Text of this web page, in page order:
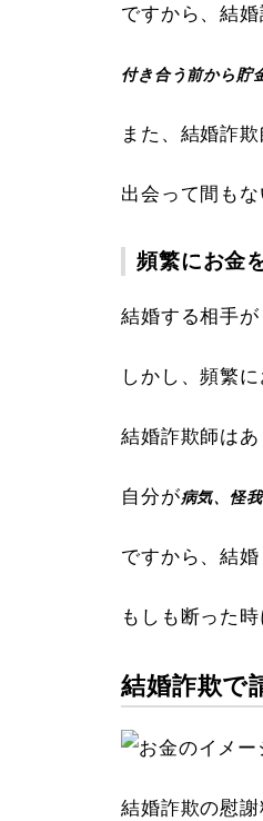
ですから、結
付き合う前から貯
また、結婚詐
出会って間も
頻繁にお金
結婚する相手
しかし、頻繁
結婚詐欺師は
自分が病気、怪
ですから、結
もしも断った
結婚詐欺で
結婚詐欺の慰